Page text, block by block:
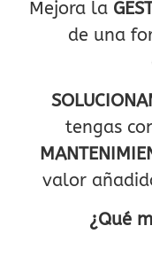
Mejora la
de una
tengas
valor
¿Qué